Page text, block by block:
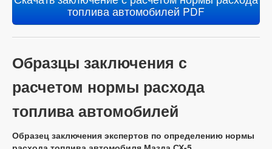
топлива автомобилей PDF
Образцы заключения с
расчетом нормы расхода
топлива автомобилей
Образец заключения экспертов по определению нормы